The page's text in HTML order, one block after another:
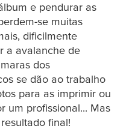
e pendurar as
se muitas
dificilmente
a avalanche de
dos
se dão ao trabalho
para as imprimir ou
um profissional... Mas
final!